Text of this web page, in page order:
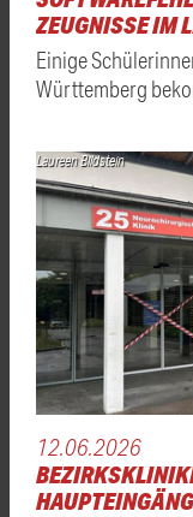
ZEUGNISSE IM
Einige
Württemberg
Laureen Bildstein
12.06.2026